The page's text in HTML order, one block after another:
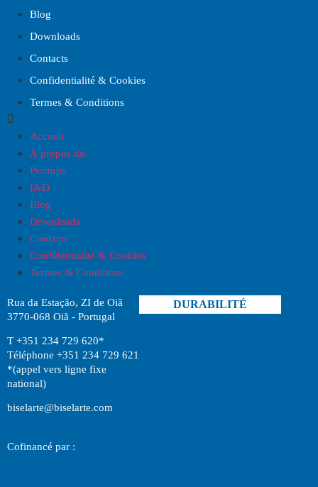
Blog
Downloads
Contacts
Confidentialité & Cookies
Termes & Conditions
Accueil
À propos de:
Produits
I&D
Blog
Downloads
Contacts
Confidentialité & Cookies
Termes & Conditions
Rua da Estação, ZI de Oiã
3770-068 Oiã - Portugal
T +351 234 729 620*
Téléphone +351 234 729 621
*(appel vers ligne fixe
national)
biselarte@biselarte.com
DURABILITÉ
Cofinancé par :